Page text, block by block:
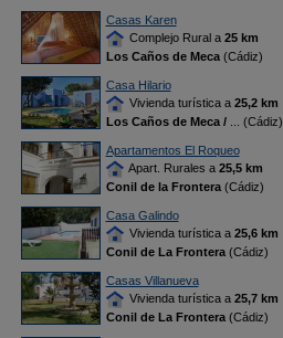
Casas Karen
Complejo Rural a 25 km
Los Caños de Meca(Cádiz)
Casa Hilario
Vivienda turística a 25,2 km
Los Caños de Meca /
... (Cádiz)
Apartamentos El Roqueo
Apart. Rurales a 25,5 km
Conil de la Frontera(Cádiz)
Casa Galindo
Vivienda turística a 25,6 km
Conil de La Frontera(Cádiz)
Casas Villanueva
Vivienda turística a 25,7 km
Conil de La Frontera(Cádiz)